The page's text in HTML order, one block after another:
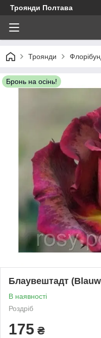
Троянди Полтава
Троянди
Бронь на осінь!
Блаувештадт
В наявності
Роздріб
175 ₴